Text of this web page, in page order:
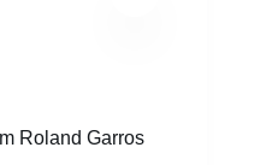
Roland Garros